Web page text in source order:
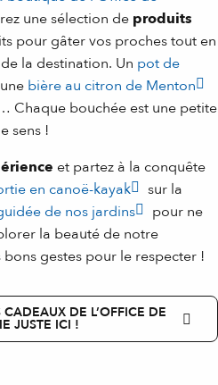
une sélection de produits
pour gâter vos proches tout en
la destination. Un pot de
bière au citron de Menton
Chaque bouchée est une petite
sens !
et partez à la conquête
en canoë-kayak
sur la
de nos jardins
pour ne
la beauté de notre
gestes pour le respecter !
DE L’OFFICE DE
JUSTE ICI !